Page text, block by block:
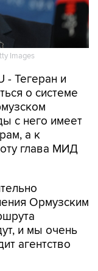
Images
- Тегеран и
о системе
с него имеет
а к
глава МИД
Ормузским
и мы очень
агентство